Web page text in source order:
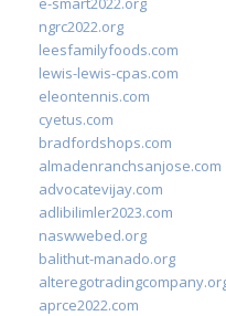
ngrc2022.org
leesfamilyfoods.com
lewis-lewis-cpas.com
eleontennis.com
cyetus.com
bradfordshops.com
almadenranchsanjose.com
advocatevijay.com
adlibilimler2023.com
naswwebed.org
balithut-manado.org
aprce2022.com